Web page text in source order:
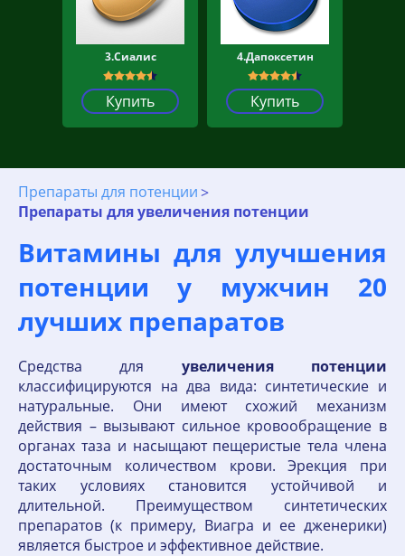
3.Сиалис
Купить
4.Дапоксетин
Купить
Препараты для потенции
Препараты для увеличения потенции
Витамины для улучшения
потенции у мужчин 20
лучших препаратов
Средства для увеличения
потенции
классифицируются на два вида: синтетические и
натуральные. Они имеют схожий механизм
действия – вызывают сильное кровообращение в
органах таза и насыщают пещеристые тела члена
достаточным количеством крови. Эрекция при
таких условиях становится устойчивой и
длительной. Преимуществом синтетических
препаратов (к примеру, Виагра и ее дженерики)
является быстрое и эффективное действие.